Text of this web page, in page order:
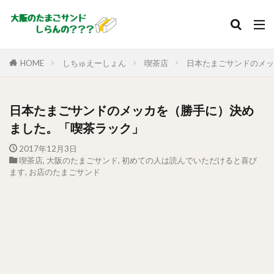
HOME しちゅえーしょん 喫茶店 日本たまごサンドのメ
日本たまごサンドのメッカを（勝手に）決め
ました。「喫茶ラック」
2017年12月3日
喫茶店, 大阪のたまごサンド, 初めての人は読んでいただけると喜び
ます, お店のたまごサンド